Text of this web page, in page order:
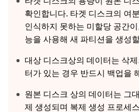
확인합니다. 타겟 디스크의 여
인식하지 못하는 미할당 공간
능을 사용해 새 파티션을 생성
대상 디스크상의 데이터는 삭
터가 있는 경우 반드시 백업을
원본 디스크 상의 데이터는 그
제 생성되며 복제 생성 프로세